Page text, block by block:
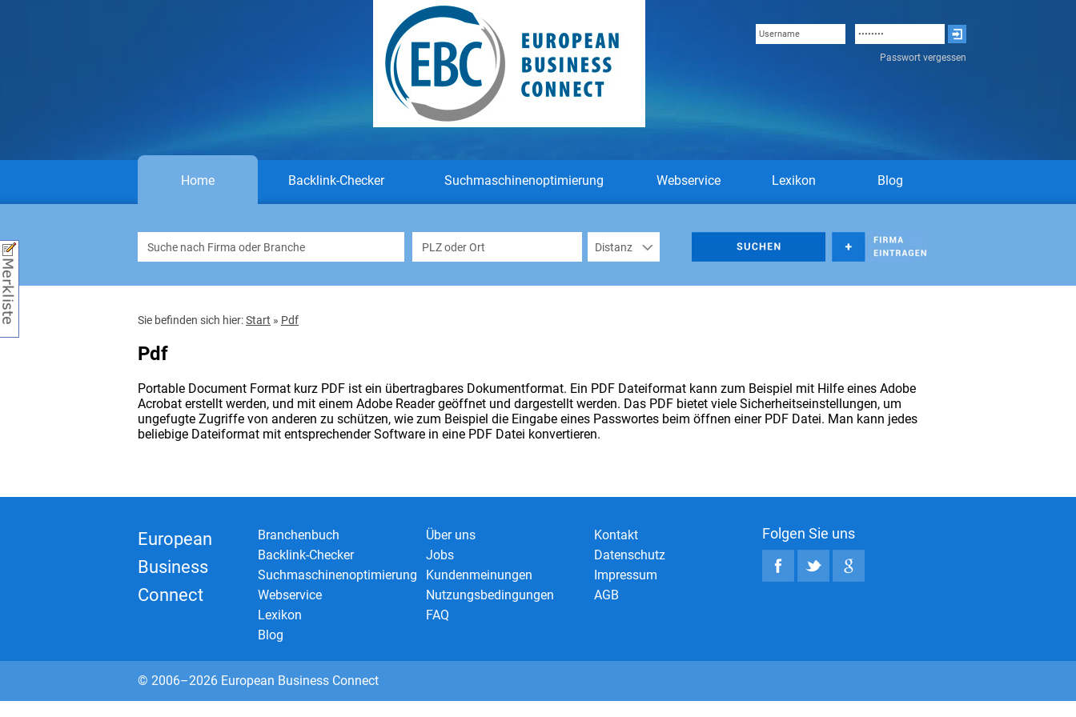
Passwort vergessen
Home Backlink-Checker Suchmaschinenoptimierung Webservice Lexikon Blog
Sie befinden sich hier:Start » Pdf
Pdf
Portable Document Format kurz PDF ist ein übertragbares Dokumentformat. Ein PDF Dateiformat kann zum Beispiel mit Hilfe eines Adobe
Acrobat erstellt werden, und mit einem Adobe Reader geöffnet und dargestellt werden. Das PDF bietet viele Sicherheitseinstellungen, um
ungefugte Zugriffe von anderen zu schützen, wie zum Beispiel die Eingabe eines Passwortes beim öffnen einer PDF Datei. Man kann jedes
beliebige Dateiformat mit entsprechender Software in eine PDF Datei konvertieren.
European
Business
Connect
Branchenbuch
Backlink-Checker
Suchmaschinenoptimierung
Webservice
Lexikon
Blog
Über uns
Jobs
Kundenmeinungen
Nutzungsbedingungen
FAQ
Kontakt
Datenschutz
Impressum
AGB
Folgen Sie uns
© 2006–2026 European Business Connect